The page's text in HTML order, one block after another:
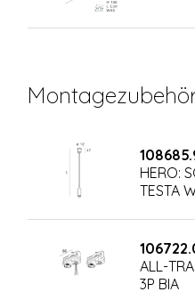
HERO:
TESTA
ALL-
3P BIA